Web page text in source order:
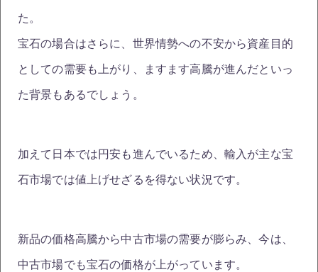
た。
宝石の場合はさらに、世界情勢への不安から資産目的
としての需要も上がり、ますます高騰が進んだといっ
た背景もあるでしょう。
加えて日本では円安も進んでいるため、輸入が主な宝
石市場では値上げせざるを得ない状況です。
新品の価格高騰から中古市場の需要が膨らみ、今は、
中古市場でも宝石の価格が上がっています。